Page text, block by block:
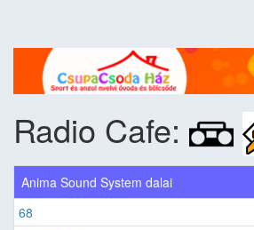
Radio Cafe:
Anima Sound System dalai
68